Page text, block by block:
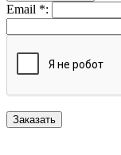
Email *: